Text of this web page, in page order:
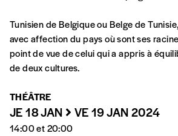
En pratique
Vous vous abonnez pour
cours ou vous commandez au
Vous renseignez vos
Vous versez le montant de
Tunisien de Belgique ou Belge de
avec affection du pays où sont ses
point de vue de celui qui a appris à
de deux cultures.
THÉÂTRE
JE 18 JAN VE 19 JAN 2024
14:00 et 20:00